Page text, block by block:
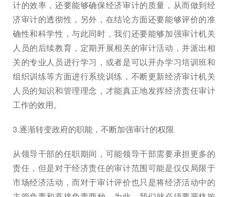
计的效率，还要能够确保经济审计的质量，从而做到经
济审计的透彻性，另外，在结论方面还要能够评价的准
确性和科学性，与此同时，我们还要能够加强审计机关
人员的后续教育，定期开展相关的审计活动，并派出相
关的专业人员进行学习，或者是可以开办学习培训班和
组织训练等方面进行系统训练，不断更新经济审计机关
人员的知识和管理理念，才能真正地发挥经济责任审计
工作的效用。
3.逐渐转变政府的职能，不断加强审计的权限
从领导干部的任职期间，可能领导干部需要承担更多的
责任，但是对于经济责任的审计范围可能是仅仅局限于
市场经济活动，而对于审计评价也只是将经济活动中的